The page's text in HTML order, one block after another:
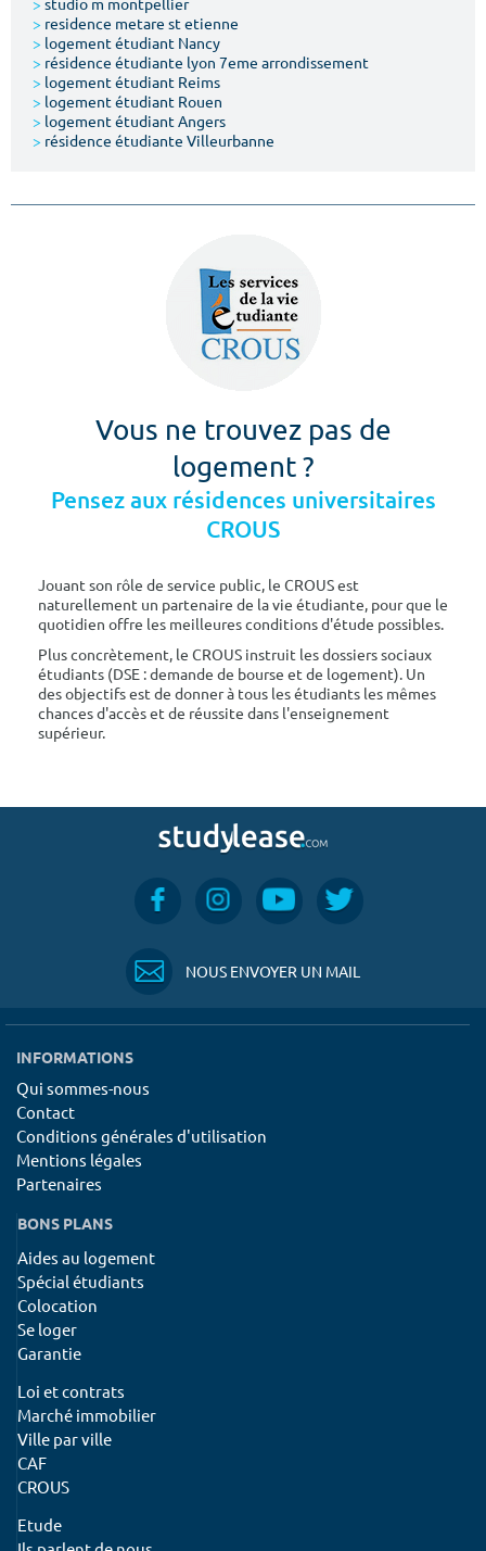
> residence metare st etienne
> logement étudiant Nancy
> résidence étudiante lyon 7eme arrondissement
> logement étudiant Reims
> logement étudiant Rouen
> logement étudiant Angers
> résidence étudiante Villeurbanne
Vous ne trouvez pas de
logement ?
Pensez aux résidences universitaires
CROUS
Jouant son rôle de service public, le CROUS est
naturellement un partenaire de la vie étudiante, pour que le
quotidien offre les meilleures conditions d'étude possibles.
Plus concrètement, le CROUS instruit les dossiers sociaux
étudiants (DSE : demande de bourse et de logement). Un
des objectifs est de donner à tous les étudiants les mêmes
chances d'accès et de réussite dans l'enseignement
supérieur.
NOUS ENVOYER UN MAIL
INFORMATIONS
Qui sommes-nous
Contact
Conditions générales d'utilisation
Mentions légales
Partenaires
BONS PLANS
Aides au logement
Spécial étudiants
Colocation
Se loger
Garantie
Loi et contrats
Marché immobilier
Ville par ville
CAF
CROUS
Etude